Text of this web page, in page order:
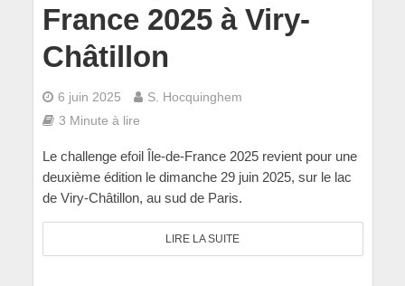
France 2025 à Viry-
Châtillon
6 juin 2025
S. Hocquinghem
3 Minute à lire
Le challenge efoil Île-de-France 2025 revient pour une
deuxième édition le dimanche 29 juin 2025, sur le lac
de Viry-Châtillon, au sud de Paris.
LIRE LA SUITE